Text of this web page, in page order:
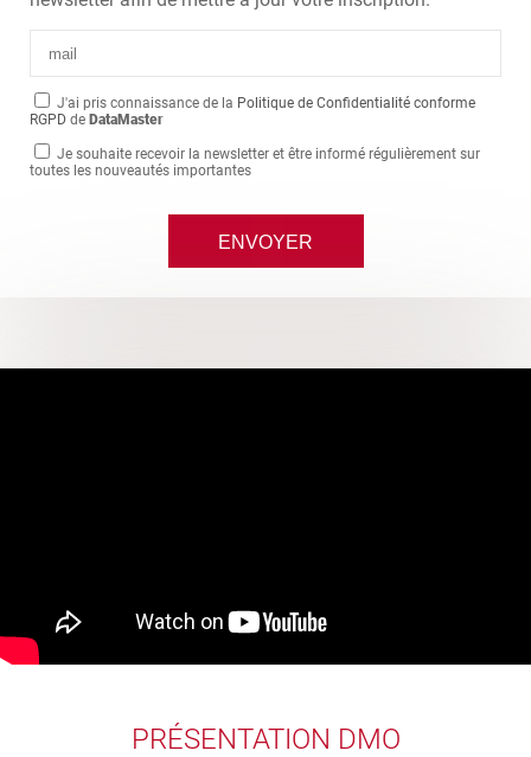
J'ai pris connaissance de la Politique de Confidentialité conforme
RGPD de DataMaster
Je souhaite recevoir la newsletter et être informé régulièrement sur
toutes les nouveautés importantes
PRÉSENTATION DMO